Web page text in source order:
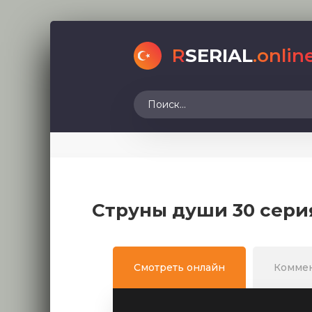
RSERIAL
Струны души 30
Смотреть онлайн